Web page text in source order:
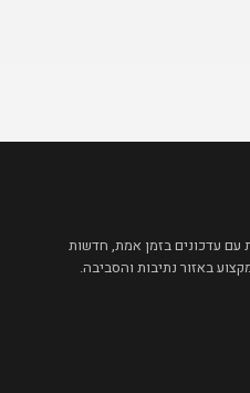
עם עדכונים בזמן אמת, חדשות
באזור נתיבות והסביבה.